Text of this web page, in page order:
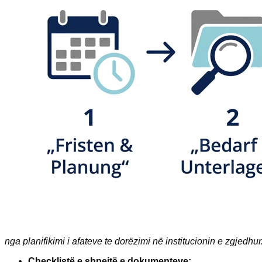
nga planifikimi i afateve te dorëzimi në institucionin e